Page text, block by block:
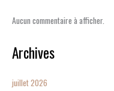
Aucun commentaire à afficher.
Archives
juillet 2026